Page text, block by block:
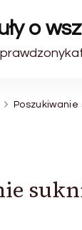
o
Poszukiwanie